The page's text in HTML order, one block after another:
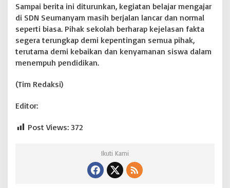
Sampai berita ini diturunkan, kegiatan belajar mengajar
di SDN Seumanyam masih berjalan lancar dan normal
seperti biasa. Pihak sekolah berharap kejelasan fakta
segera terungkap demi kepentingan semua pihak,
terutama demi kebaikan dan kenyamanan siswa dalam
menempuh pendidikan.
(Tim Redaksi)
Editor:
Post Views: 372
Ikuti Kami